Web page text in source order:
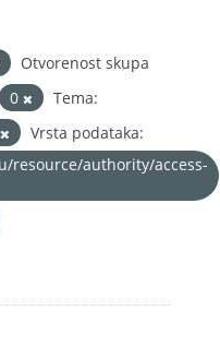
Otvorenost skupa
0
Tema:
Vrsta podataka:
resource/authority/access-